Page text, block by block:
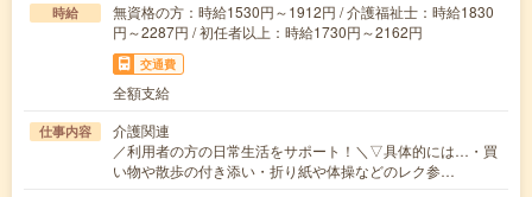
時給
無資格の方：時給1530円～1912円 / 介護福祉士：時給1830
円～2287円 / 初任者以上：時給1730円～2162円
交通費
全額支給
仕事内容
介護関連
／利用者の方の日常生活をサポート！＼▽具体的には…・買
い物や散歩の付き添い・折り紙や体操などのレク参…